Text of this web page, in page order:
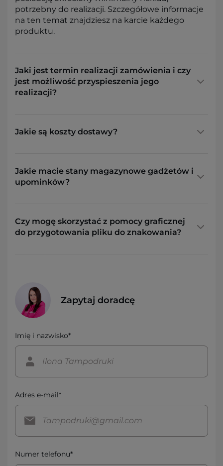
potrzebny do realizacji. Szczegółowe informacje
na ten temat znajdziesz na karcie każdego
produktu.
Jaki jest termin realizacji zamówienia i czy
jest możliwość przyspieszenia jego
realizacji?
Jakie są koszty dostawy?
Jakie macie stany magazynowe gadżetów i
upominków?
Czy mogę skorzystać z pomocy graficznej
do przygotowania pliku do znakowania?
Zapytaj doradcę
Imię i nazwisko*
Adres e-mail*
Numer telefonu*